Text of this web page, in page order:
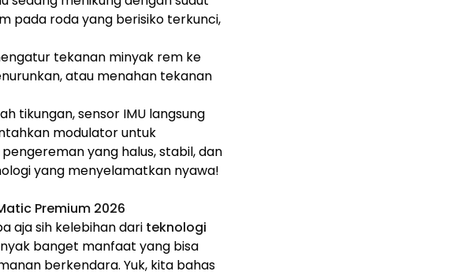
pada roda yang berisiko terkunci,
tekanan minyak rem ke
atau menahan tekanan
tikungan, sensor IMU langsung
modulator untuk
yang halus, stabil, dan
yang menyelamatkan nyawa!
Premium 2026
aja sih kelebihan dari teknologi
banget manfaat yang bisa
berkendara. Yuk, kita bahas